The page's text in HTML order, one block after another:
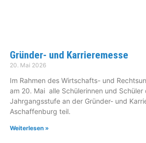
Gründer- und Karrieremesse
20. Mai 2026
Im Rahmen des Wirtschafts- und
am 20. Mai alle Schülerinnen und Schüler
Jahrgangsstufe an der Gründer- und
Aschaffenburg teil.
Weiterlesen »